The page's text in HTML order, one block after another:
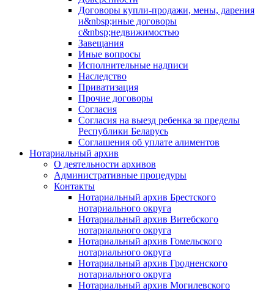
Договоры купли-продажи, мены, дарения
и&nbsp;иные договоры
с&nbsp;недвижимостью
Завещания
Иные вопросы
Исполнительные надписи
Наследство
Приватизация
Прочие договоры
Согласия
Согласия на выезд ребенка за пределы
Республики Беларусь
Соглашения об уплате алиментов
Нотариальный архив
О деятельности архивов
Административные процедуры
Контакты
Нотариальный архив Брестского
нотариального округа
Нотариальный архив Витебского
нотариального округа
Нотариальный архив Гомельского
нотариального округа
Нотариальный архив Гродненского
нотариального округа
Нотариальный архив Могилевского